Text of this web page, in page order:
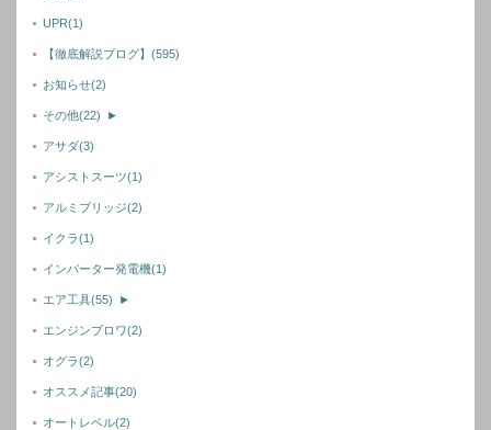
UPR(1)
【徹底解説ブログ】 (595)
お知らせ(2)
その他(22) ►
アサダ(3)
アシストスーツ(1)
アルミブリッジ(2)
イクラ(1)
インバーター発電機(1)
エア工具(55) ►
エンジンブロワ(2)
オグラ(2)
オススメ記事(20)
オートレベル(2)